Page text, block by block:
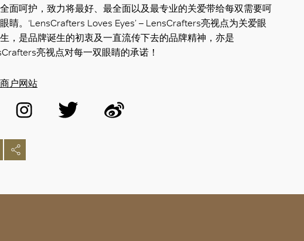
面呵护，致力将最好、最全面以及最专业的关爱带给每双需要呵
睛。‘LensCrafters Loves Eyes’ – LensCrafters亮视点为关爱眼
，是品牌诞生的初衷及一直流传下去的品牌精神，亦是
亮视点对每一双眼睛的承诺！
户网站